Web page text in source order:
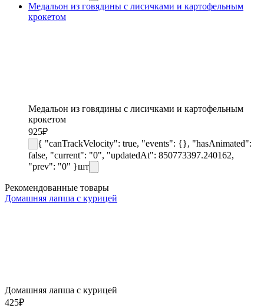
Медальон из говядины с лисичками и картофельным
крокетом
Медальон из говядины с лисичками и картофельным
крокетом
925₽
{ "canTrackVelocity": true, "events": {}, "hasAnimated":
false, "current": "0", "updatedAt": 850773397.240162,
"prev": "0" }шт
Рекомендованные товары
Домашняя лапша с курицей
Домашняя лапша с курицей
425₽